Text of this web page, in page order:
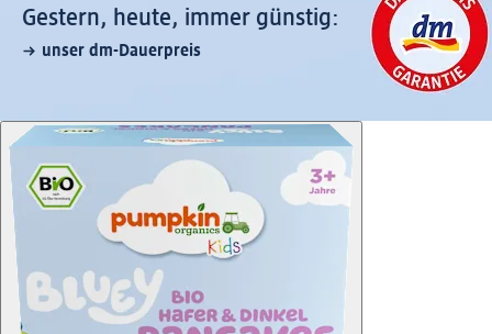
Gestern, heute, immer günstig:
unser dm-Dauerpreis